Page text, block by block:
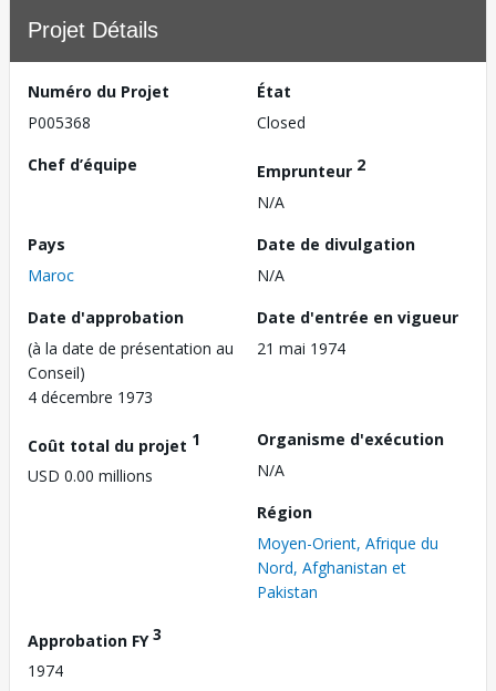
Projet Détails
Numéro du Projet
P005368
État
Closed
Chef d’équipe
Emprunteur 2
N/A
Pays
Maroc
Date de divulgation
N/A
Date d'approbation
(à la date de présentation au
Conseil)
4 décembre 1973
Date d'entrée en vigueur
21 mai 1974
Coût total du projet 1
USD 0.00 millions
Organisme d'exécution
N/A
Région
Moyen-Orient, Afrique du
Nord, Afghanistan et
Pakistan
Approbation FY3
1974